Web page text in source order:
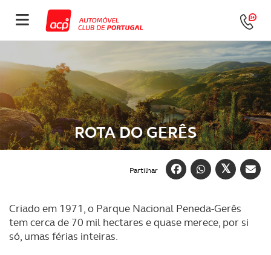
ROTA DO GERÊS
Partilhar
Criado em 1971, o Parque Nacional Peneda-Gerês
tem cerca de 70 mil hectares e quase merece, por si
só, umas férias inteiras.